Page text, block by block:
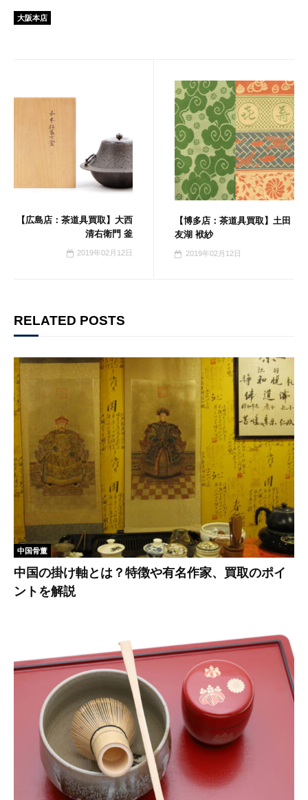
大阪本店
【広島店：茶道具買取】大西
清右衛門 釜
2019年02月12日
【博多店：茶道具買取】土田
友湖 袱紗
2019年02月12日
RELATED POSTS
中国骨董
中国の掛け軸とは？特徴や有名作家、買取のポイ
ントを解説